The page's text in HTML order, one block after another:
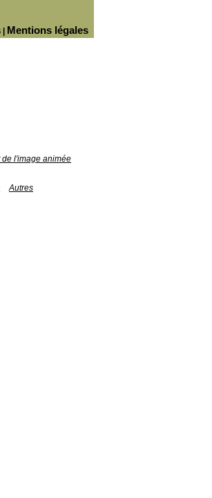
Mentions légales
l'image animée
Autres